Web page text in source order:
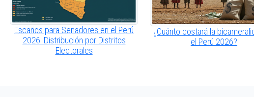
Escaños para Senadores en el Perú
2026: Distribución por Distritos
Electorales
¿Cuánto costará la
el Perú 2026?